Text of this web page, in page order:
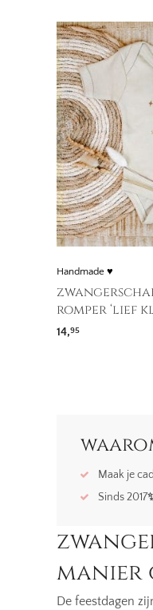
Handmade ♥
romper ‘lief
14,95
Maak je
Sinds 2017
manier
De feestdagen